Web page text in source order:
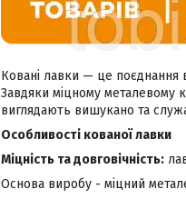
Ковані лавки — це поєднання
Завдяки міцному металевому
виглядають вишукано та
Особливості кованої лавки
Міцність та довговічність:
Основа виробу - міцний